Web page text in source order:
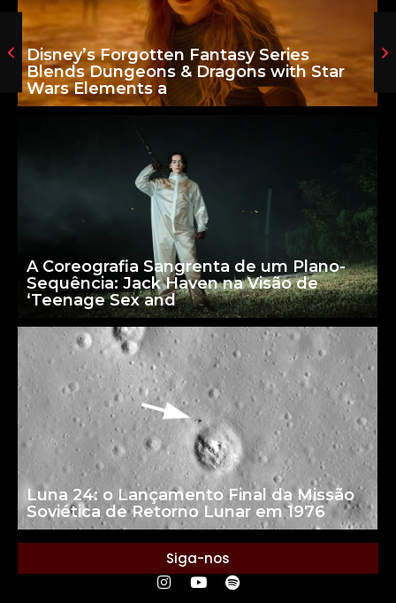
Disney’s Forgotten Fantasy Series
Blends Dungeons & Dragons with Star
Wars Elements a
A Coreografia Sangrenta de um Plano-
Sequência: Jack Haven na Visão de
‘Teenage Sex and
Luna 24: o Lançamento Final da Missão
Soviética de Retorno Lunar em 1976
Siga-nos